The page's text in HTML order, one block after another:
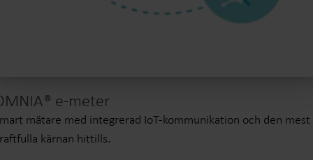
e-meter
mätare med integrerad IoT-kommunikation och den mest
kärnan hittills.